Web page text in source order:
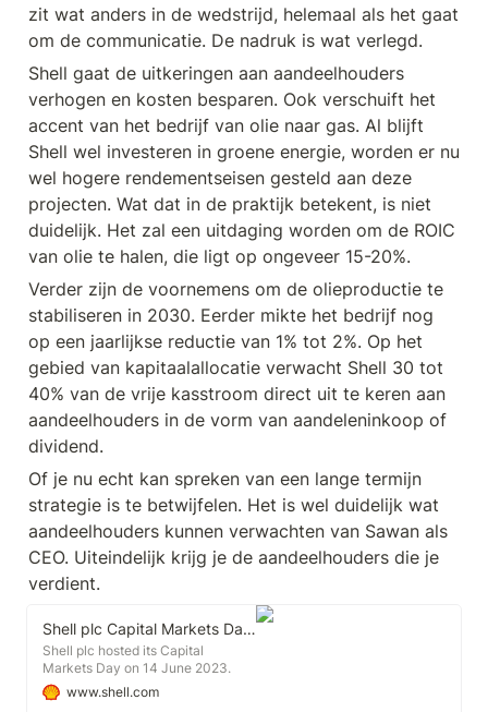
zit wat anders in de wedstrijd, helemaal als het gaat
om de communicatie. De nadruk is wat verlegd.
Shell gaat de uitkeringen aan aandeelhouders
verhogen en kosten besparen. Ook verschuift het
accent van het bedrijf van olie naar gas. Al blijft
Shell wel investeren in groene energie, worden er nu
wel hogere rendementseisen gesteld aan deze
projecten. Wat dat in de praktijk betekent, is niet
duidelijk. Het zal een uitdaging worden om de ROIC
van olie te halen, die ligt op ongeveer 15-20%.
Verder zijn de voornemens om de olieproductie te
stabiliseren in 2030. Eerder mikte het bedrijf nog
op een jaarlijkse reductie van 1% tot 2%. Op het
gebied van kapitaalallocatie verwacht Shell 30 tot
40% van de vrije kasstroom direct uit te keren aan
aandeelhouders in de vorm van aandeleninkoop of
dividend.
Of je nu echt kan spreken van een lange termijn
strategie is te betwijfelen. Het is wel duidelijk wat
aandeelhouders kunnen verwachten van Sawan als
CEO. Uiteindelijk krijg je de aandeelhouders die je
verdient.
Shell plc Capital Markets Day 2023 | Shell Global
Shell plc hosted its Capital
Markets Day on 14 June 2023.
Presentations and Q&As was
hosted by Wael Sawan, Chief
www.shell.com